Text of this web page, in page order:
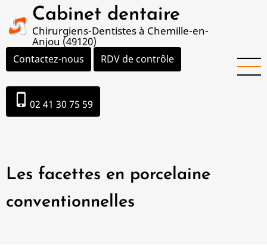
contenu
principal
Cabinet dentaire
Chirurgiens-Dentistes à Chemille-en-
Anjou (49120)
Contactez-nous RDV de contrôle
phone_iphone 02 41 30 75 59
Les facettes en porcelaine
conventionnelles